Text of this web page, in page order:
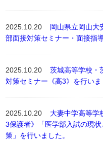
2025.10.20 岡山県立岡山大
部面接対策セミナー・面接指
2025.10.20茨城高等学校・
対策セミナー《高3》を行いま
2025.10.20 大妻中学高等学
3保護者》「医学部入試の現
策」を行いました。